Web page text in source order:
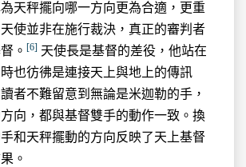
天秤擺向哪一方向更為合適，更重
使並非在施行裁決，真正的審判者
。 [6] 天使長是基督的差役，他站在
也彷彿是連接天上與地上的傳訊
者不難留意到無論是米迦勒的手，
向，都與基督雙手的動作一致。換
和天秤擺動的方向反映了天上基督
。